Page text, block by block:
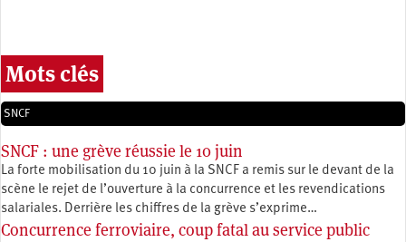
Mots clés
SNCF
SNCF : une grève réussie le 10 juin
La forte mobilisation du 10 juin à la SNCF a remis sur le devant de la
scène le rejet de l’ouverture à la concurrence et les revendications
salariales. Derrière les chiffres de la grève s’exprime…
Concurrence ferroviaire, coup fatal au service public